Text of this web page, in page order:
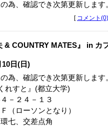
為、確認でき次第更新します
[ コメント(0)
& COUNTRY MATES』 in カ
10日(日)
為、確認でき次第更新します
れすと』(都立大学)
４－２４－１３
（ローソンとなり）
七、交差点角